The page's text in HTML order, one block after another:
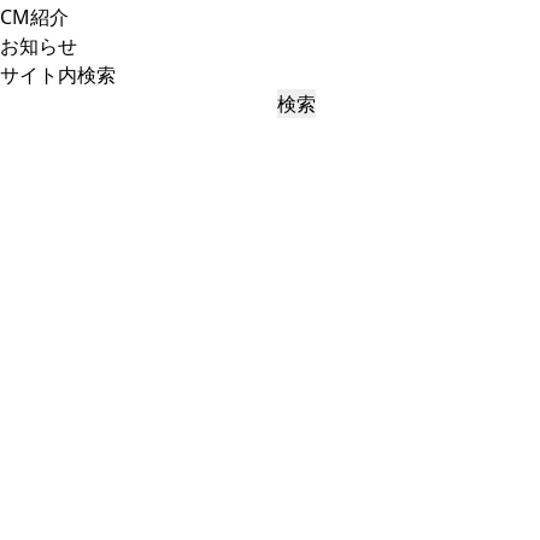
CM紹介
お知らせ
サイト内検索
検索